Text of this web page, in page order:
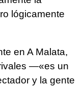
lógicamente
en A Malata,
—«es un
y la gente